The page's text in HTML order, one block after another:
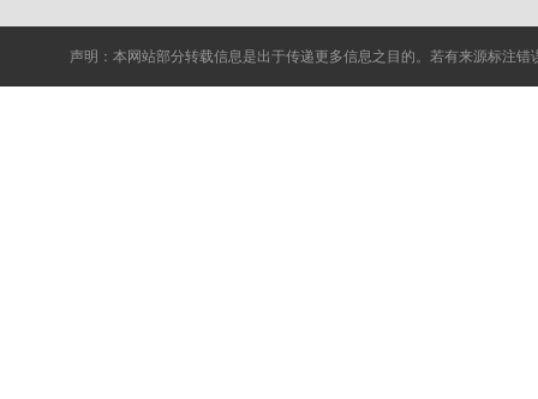
声明：本网站部分转载信息是出于传递更多信息之目的。若有来源标注